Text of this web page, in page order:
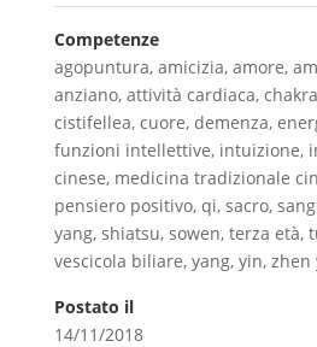
Competenze
agopuntura, amicizia, amore,
anziano, attività cardiaca, chakra
cistifellea, cuore, demenza,
funzioni intellettive, intuizione,
cinese, medicina tradizionale
pensiero positivo, qi, sacro,
yang, shiatsu, sowen, terza età,
vescicola biliare, yang, yin, zhen
Postato il
14/11/2018